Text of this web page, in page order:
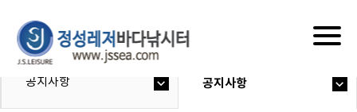
공지사항 공지사항